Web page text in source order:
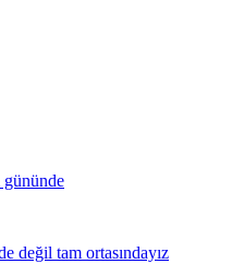
gününde
değil tam ortasındayız